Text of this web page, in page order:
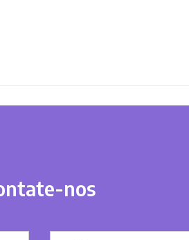
nos